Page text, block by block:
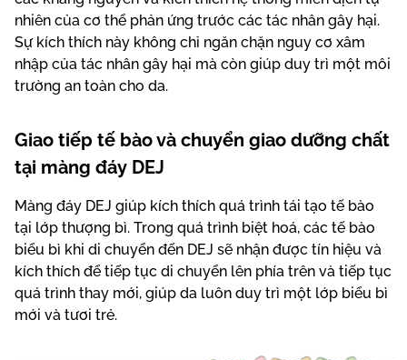
nhiên của cơ thể phản ứng trước các tác nhân gây hại.
Sự kích thích này không chỉ ngăn chặn nguy cơ xâm
nhập của tác nhân gây hại mà còn giúp duy trì một môi
trường an toàn cho da.
Giao tiếp tế bào và chuyển giao dưỡng chất
tại màng đáy DEJ
Màng đáy DEJ giúp kích thích quá trình tái tạo tế bào
tại lớp thượng bì. Trong quá trình biệt hoá, các tế bào
biểu bì khi di chuyển đến DEJ sẽ nhận được tín hiệu và
kích thích để tiếp tục di chuyển lên phía trên và tiếp tục
quá trình thay mới, giúp da luôn duy trì một lớp biểu bì
mới và tươi trẻ.